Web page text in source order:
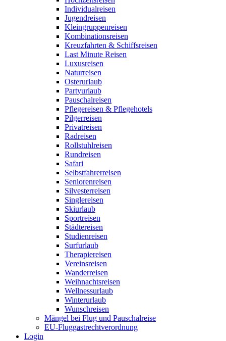
Individualreisen
Jugendreisen
Kleingruppenreisen
Kombinationsreisen
Kreuzfahrten & Schiffsreisen
Last Minute Reisen
Luxusreisen
Naturreisen
Osterurlaub
Partyurlaub
Pauschalreisen
Pflegereisen & Pflegehotels
Pilgerreisen
Privatreisen
Radreisen
Rollstuhlreisen
Rundreisen
Safari
Selbstfahrerreisen
Seniorenreisen
Silvesterreisen
Singlereisen
Skiurlaub
Sportreisen
Städtereisen
Studienreisen
Surfurlaub
Therapiereisen
Vereinsreisen
Wanderreisen
Weihnachtsreisen
Wellnessurlaub
Winterurlaub
Wunschreisen
Mängel bei Flug und Pauschalreise
EU-Fluggastrechtverordnung
Login